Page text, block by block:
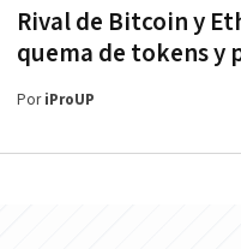
Rival de Bitcoin y
quema de tokens y
PoriProUP